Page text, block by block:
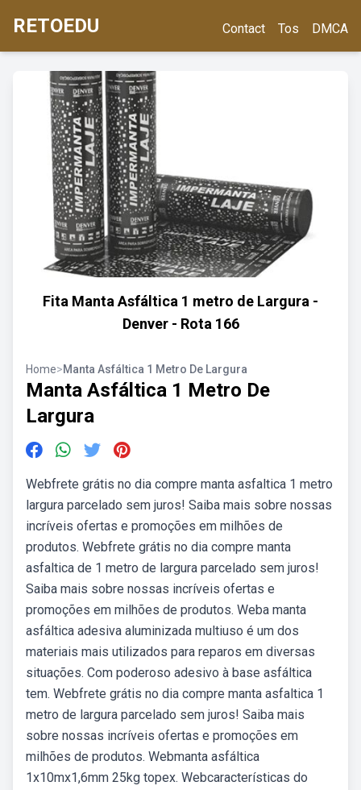
RETOEDU Contact Tos DMCA
Fita Manta Asfáltica 1 metro de Largura -
Denver - Rota 166
Home>Manta Asfáltica 1 Metro De Largura
Manta Asfáltica 1 Metro De
Largura
Webfrete grátis no dia compre manta asfaltica 1 metro
largura parcelado sem juros! Saiba mais sobre nossas
incríveis ofertas e promoções em milhões de
produtos. Webfrete grátis no dia compre manta
asfaltica de 1 metro de largura parcelado sem juros!
Saiba mais sobre nossas incríveis ofertas e
promoções em milhões de produtos. Weba manta
asfáltica adesiva aluminizada multiuso é um dos
materiais mais utilizados para reparos em diversas
situações. Com poderoso adesivo à base asfáltica
tem. Webfrete grátis no dia compre manta asfaltica 1
metro de largura parcelado sem juros! Saiba mais
sobre nossas incríveis ofertas e promoções em
milhões de produtos. Webmanta asfáltica
1x10mx1,6mm 25kg topex. Webcaracterísticas do